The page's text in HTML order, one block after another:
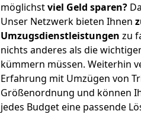
möglichstviel Geld sparen?
Unser Netzwerk bieten Ihnen
Umzugsdienstleistungen zu
nichts anderes als die
kümmern müssen. Weiterhin
Erfahrung mit Umzügen von
Größenordnung und können
jedes Budget eine passende